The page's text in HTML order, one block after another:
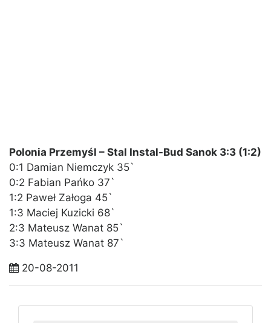
Polonia Przemyśl – Stal Instal-Bud Sanok 3:3 (1:2)
0:1 Damian Niemczyk 35`
0:2 Fabian Pańko 37`
1:2 Paweł Załoga 45`
1:3 Maciej Kuzicki 68`
2:3 Mateusz Wanat 85`
3:3 Mateusz Wanat 87`
20-08-2011